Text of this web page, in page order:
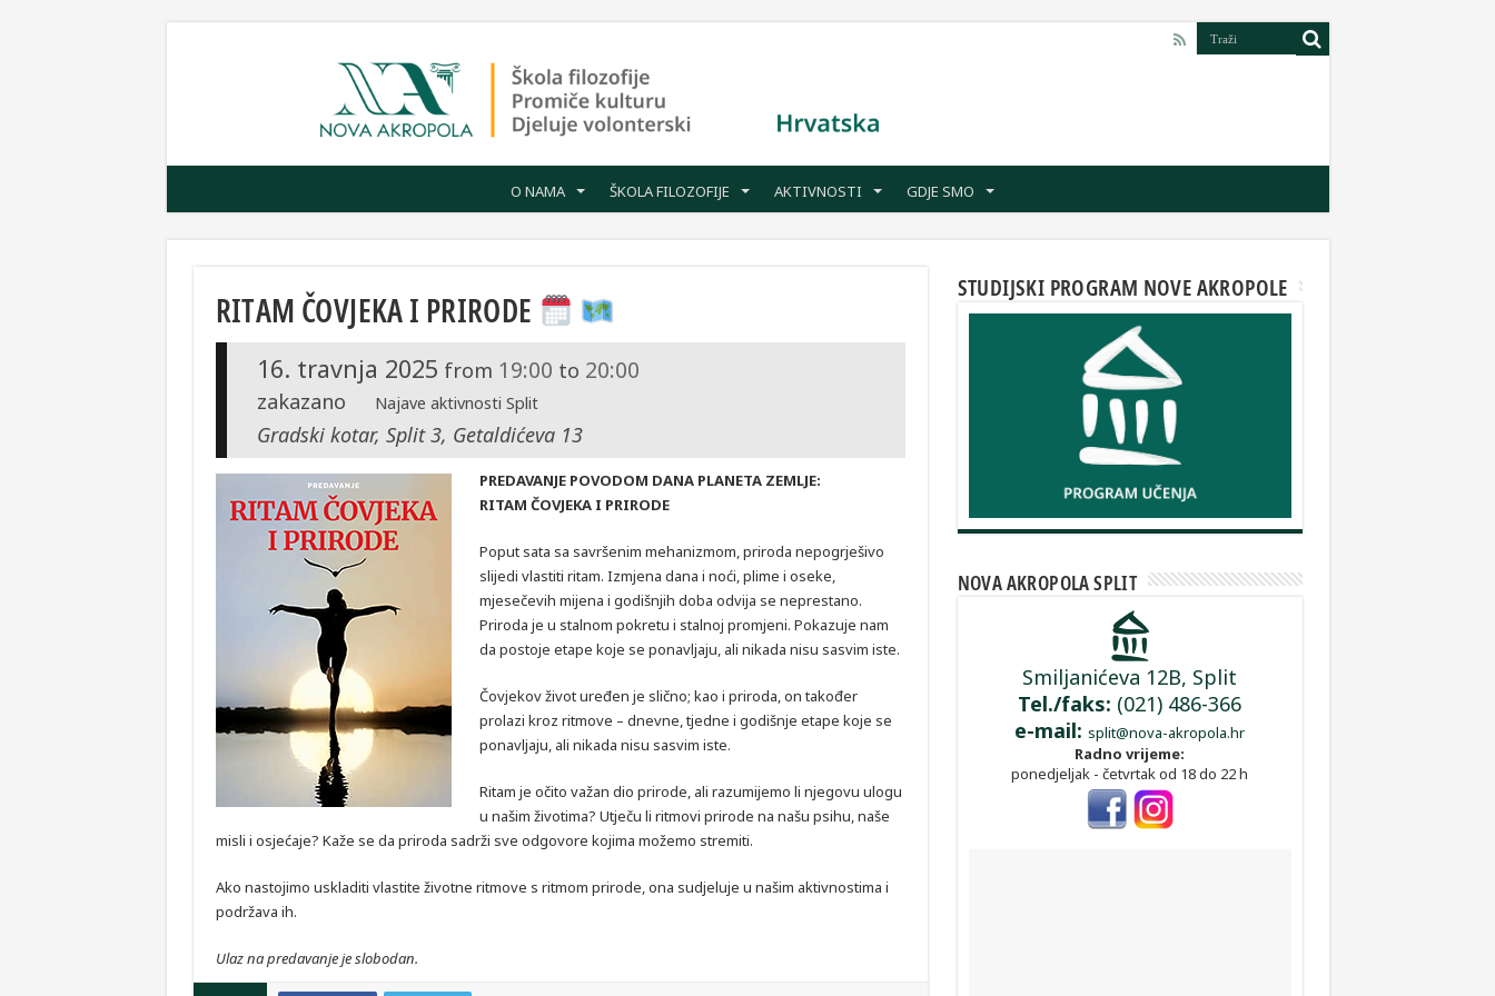
O NAMA ŠKOLA FILOZOFIJE AKTIVNOSTI GDJE SMO
RITAM ČOVJEKA I PRIRODE
16. travnja 2025 from 19:00 to 20:00
zakazano Najave aktivnosti Split
Gradski kotar, Split 3, Getaldićeva 13
PREDAVANJE POVODOM DANA PLANETA ZEMLJE:
RITAM ČOVJEKA I PRIRODE
Poput sata sa savršenim mehanizmom, priroda nepogrješivo
slijedi vlastiti ritam. Izmjena dana i noći, plime i oseke,
mjesečevih mijena i godišnjih doba odvija se neprestano.
Priroda je u stalnom pokretu i stalnoj promjeni. Pokazuje nam
da postoje etape koje se ponavljaju, ali nikada nisu sasvim iste.
Čovjekov život uređen je slično; kao i priroda, on također
prolazi kroz ritmove – dnevne, tjedne i godišnje etape koje se
ponavljaju, ali nikada nisu sasvim iste.
Ritam je očito važan dio prirode, ali razumijemo li njegovu ulogu
u našim životima? Utječu li ritmovi prirode na našu psihu, naše
misli i osjećaje? Kaže se da priroda sadrži sve odgovore kojima možemo stremiti.
Ako nastojimo uskladiti vlastite životne ritmove s ritmom prirode, ona sudjeluje u našim aktivnostima i
podržava ih.
Ulaz na predavanje je slobodan.
STUDIJSKI PROGRAM NOVE AKROPOLE
NOVA AKROPOLA SPLIT
Smiljanićeva 12B, Split
Tel./faks: (021) 486-366
e-mail: split@nova-akropola.hr
Radno vrijeme:
ponedjeljak - četvrtak od 18 do 22 h